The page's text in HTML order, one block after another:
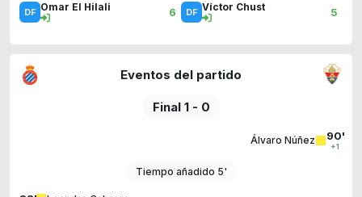
Omar El Hilali 6 Víctor Chust 5
Eventos del partido
Final 1 - 0
90'
+1
Álvaro Núñez
Tiempo añadido 5'